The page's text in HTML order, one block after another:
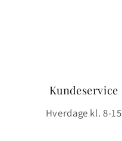
Kundeservice
Hverdage kl. 8-15